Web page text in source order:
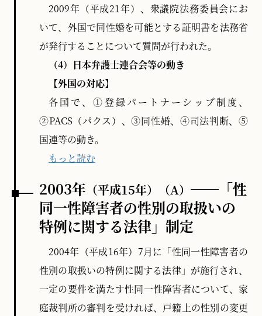
2009年（平成21年）、衆議院法務委員会にお
いて、外国で同性婚を可能とする証明書を法務省
が発行することについて質問が行われた。
（4）日本弁護士連合会等の動き
【外国の対応】
各国で、①登録パートナーシップ制度、
②PACS（パクス）、③同性婚、④司法判断、⑤
国連等の動き。
もっと読む
2003年 （平成15年） （A） ──「性
同一性障害者の性別の取扱いの
特例に関する法律」制定
2004年（平成16年）7月に「性同一性障害者の
性別の取扱いの特例に関する法律」が施行され、
一定の要件を満たす性同一性障害者について、家
庭裁判所の審判を受ければ、戸籍上の性別の変更